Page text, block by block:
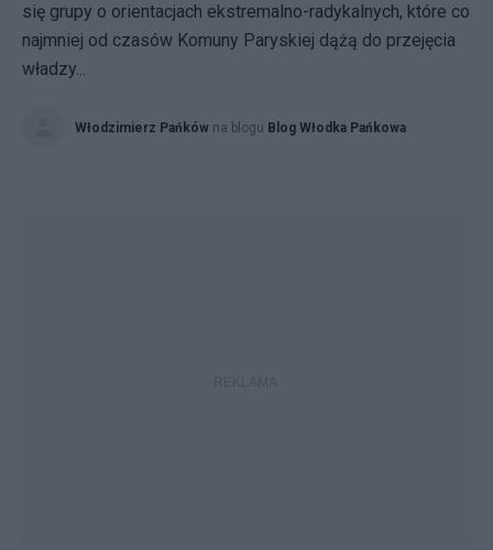
się grupy o orientacjach ekstremalno-radykalnych, które co
najmniej od czasów Komuny Paryskiej dążą do przejęcia
władzy...
Włodzimierz Pańków na blogu Blog Włodka Pańkowa